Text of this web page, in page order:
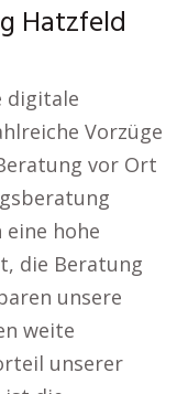
Hatzfeld
digitale
Vorzüge
vor Ort
hohe
die Beratung
unsere
weite
unserer